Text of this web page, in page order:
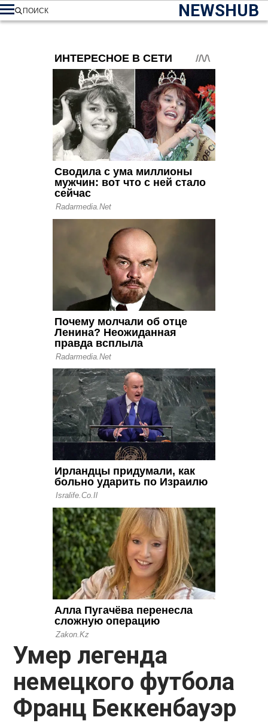
NEWSHUB
ПОИСК
Умер легенда
немецкого футбола
Франц Беккенбауэр